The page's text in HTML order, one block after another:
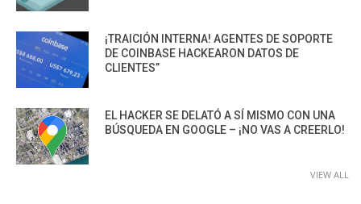
¡TRAICIÓN INTERNA! AGENTES DE SOPORTE
DE COINBASE HACKEARON DATOS DE
CLIENTES”
EL HACKER SE DELATÓ A SÍ MISMO CON UNA
BÚSQUEDA EN GOOGLE – ¡NO VAS A CREERLO!
VIEW ALL